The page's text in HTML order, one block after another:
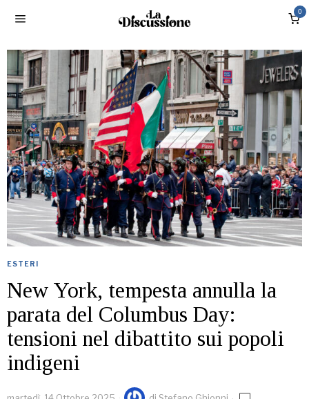
0
ESTERI
New York, tempesta annulla la
parata del Columbus Day:
tensioni nel dibattito sui popoli
indigeni